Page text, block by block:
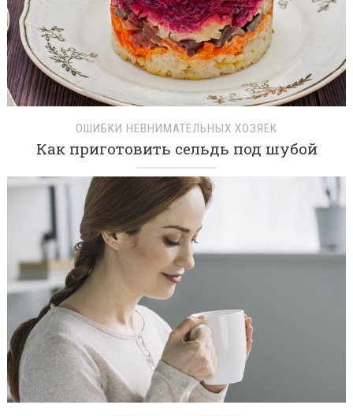
ОШИБКИ НЕВНИМАТЕЛЬНЫХ ХОЗЯЕК
Как приготовить сельдь под шубой